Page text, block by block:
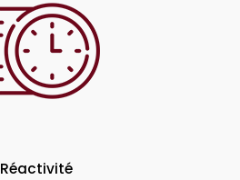
Réactivité